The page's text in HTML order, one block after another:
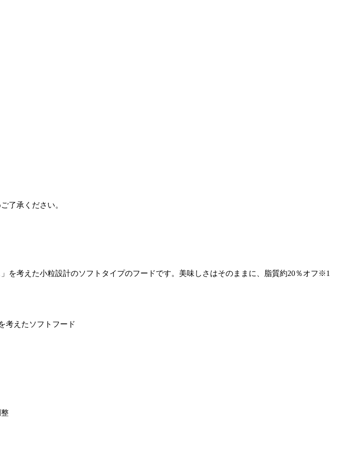
了承ください。
を考えた小粒設計のソフトタイプのフードです。美味しさはそのままに、脂質約20％オフ※1
考えたソフトフード